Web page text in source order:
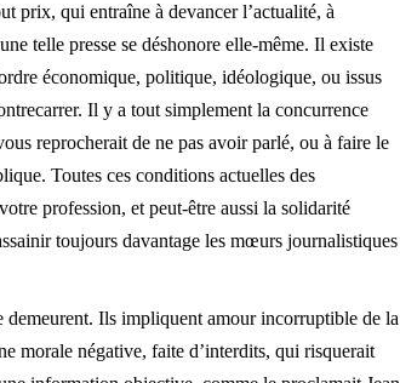
prix, qui entraîne à devancer l’actualité, à
telle presse se déshonore elle-même. Il existe
économique, politique, idéologique, ou issus
Il y a tout simplement la concurrence
reprocherait de ne pas avoir parlé, ou à faire le
Toutes ces conditions actuelles des
profession, et peut-être aussi la solidarité
toujours davantage les mœurs journalistiques
demeurent. Ils impliquent amour incorruptible de la
morale négative, faite d’interdits, qui risquerait